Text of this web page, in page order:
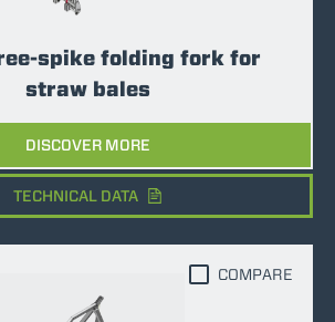
spike folding fork for
straw bales
DISCOVER MORE
TECHNICAL DATA
COMPARE